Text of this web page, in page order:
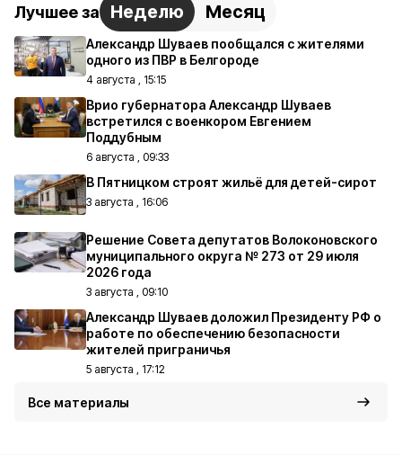
Лучшее за Неделю Месяц
Александр Шуваев пообщался с жителями
одного из ПВР в Белгороде
4 августа , 15:15
Врио губернатора Александр Шуваев
встретился с военкором Евгением
Поддубным
6 августа , 09:33
В Пятницком строят жильё для детей-сирот
3 августа , 16:06
Решение Совета депутатов Волоконовского
муниципального округа № 273 от 29 июля
2026 года
3 августа , 09:10
Александр Шуваев доложил Президенту РФ о
работе по обеспечению безопасности
жителей приграничья
5 августа , 17:12
Все материалы